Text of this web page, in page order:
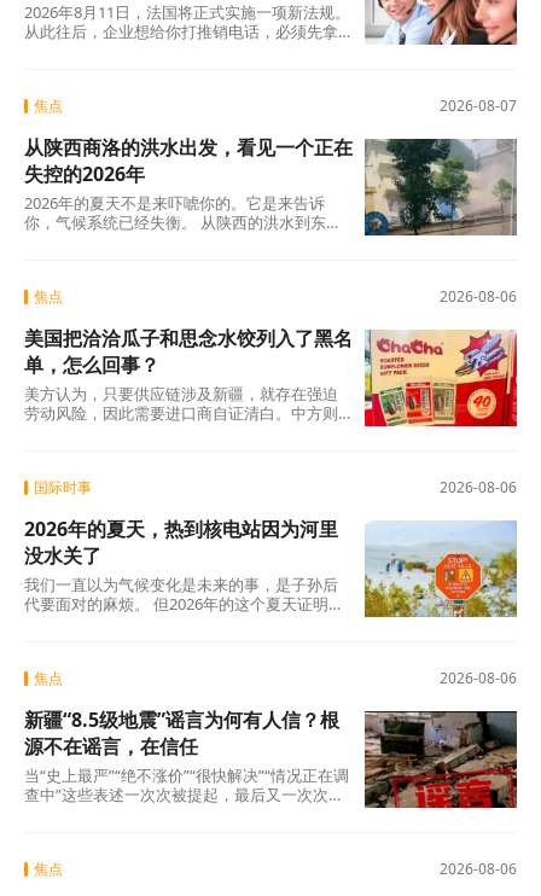
2026年8月11日，法国将正式实施一项新法规。
从此往后，企业想给你打推销电话，必须先拿
费者协会UFC-Que Choisir的调查更扎心：97%
的人说每天都会在手机上接到此类电话。可以
说，全法国几乎找不到一个没被骚扰电话烦过
的人。
2026-08-07
焦点
从陕西商洛的洪水出发，看见一个正在
失控的2026年
2026年的夏天不是来吓唬你的。它是来告诉
你，气候系统已经失衡。 从陕西的洪水到东北
2026-08-06
焦点
美国把洽洽瓜子和思念水饺列入了黑名
单，怎么回事？
美方认为，只要供应链涉及新疆，就存在强迫
劳动风险，因此需要进口商自证清白。中方则
2026-08-06
国际时事
2026年的夏天，热到核电站因为河里
没水关了
我们一直以为气候变化是未来的事，是子孙后
代要面对的麻烦。 但2026年的这个夏天证明：
说室外没法待了。
2026-08-06
焦点
新疆“8.5级地震”谣言为何有人信？根
源不在谣言，在信任
当“史上最严”“绝不涨价”“很快解决”“情况正在调
查中”这些表述一次次被提起，最后又一次次悄
2026-08-06
焦点